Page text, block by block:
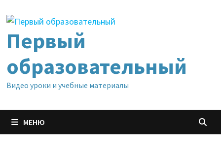
содержимому
Первый
образовательный
Видео уроки и учебные материалы
МЕНЮ